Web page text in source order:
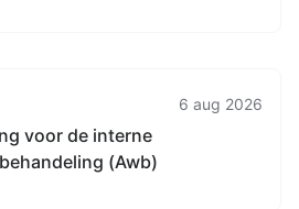
6 aug 2026
voor de interne
(Awb)